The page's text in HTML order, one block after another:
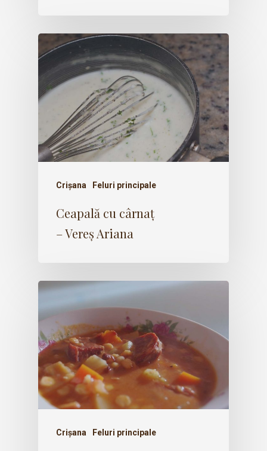
Crișana Feluri principale
Ceapală cu cârnaț
– Vereș Ariana
Crișana Feluri principale